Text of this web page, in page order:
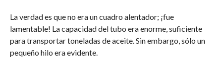
La verdad es que no era un cuadro alentador; ¡fue
lamentable! La capacidad del tubo era enorme, suficiente
para transportar toneladas de aceite. Sin embargo, sólo un
pequeño hilo era evidente.